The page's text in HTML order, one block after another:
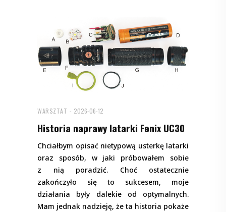
WARSZTAT 2026-06-12
Historia naprawy latarki Fenix UC30
Chciałbym opisać nietypową usterkę latarki
oraz sposób, w jaki próbowałem sobie
z nią poradzić. Choć ostatecznie
zakończyło się to sukcesem, moje
działania były dalekie od optymalnych.
Mam jednak nadzieję, że ta historia pokaże